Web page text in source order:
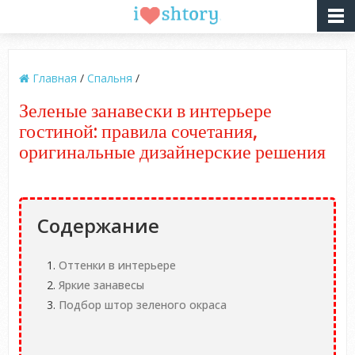
Главная / Спальня /
Зеленые занавески в интерьере
гостиной: правила сочетания,
оригинальные дизайнерские решения
Содержание
Оттенки в интерьере
Яркие занавесы
Подбор штор зеленого окраса